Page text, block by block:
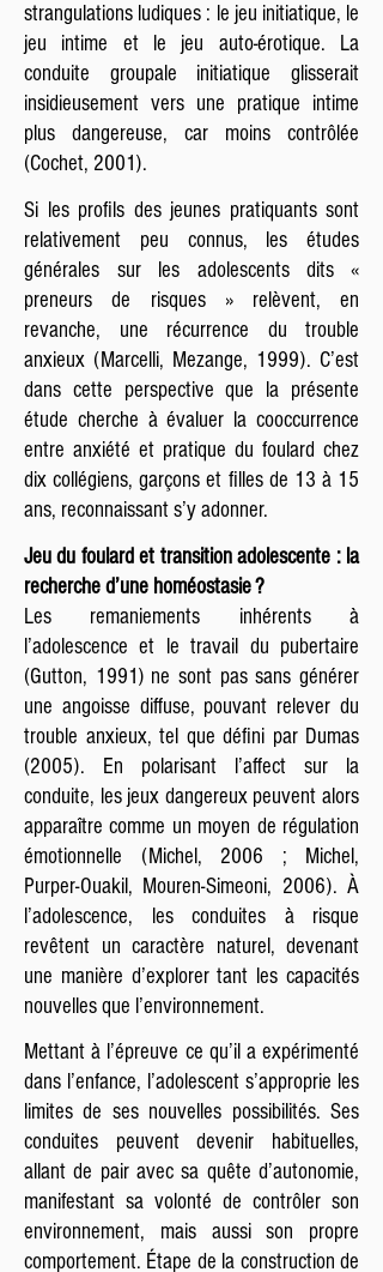
strangulations ludiques : le jeu initiatique, le
jeu intime et le jeu auto-érotique. La
conduite groupale initiatique glisserait
insidieusement vers une pratique intime
plus dangereuse, car moins contrôlée
(Cochet, 2001).
Si les profils des jeunes pratiquants sont
relativement peu connus, les études
générales sur les adolescents dits «
preneurs de risques » relèvent, en
revanche, une récurrence du trouble
anxieux (Marcelli, Mezange, 1999). C’est
dans cette perspective que la présente
étude cherche à évaluer la cooccurrence
entre anxiété et pratique du foulard chez
dix collégiens, garçons et filles de 13 à 15
ans, reconnaissant s’y adonner.
Jeu du foulard et transition adolescente : la
recherche d’une homéostasie ?
Les remaniements inhérents à
l’adolescence et le travail du pubertaire
(Gutton, 1991) ne sont pas sans générer
une angoisse diffuse, pouvant relever du
trouble anxieux, tel que défini par Dumas
(2005). En polarisant l’affect sur la
conduite, les jeux dangereux peuvent alors
apparaître comme un moyen de régulation
émotionnelle (Michel, 2006 ; Michel,
Purper-Ouakil, Mouren-Simeoni, 2006). À
l’adolescence, les conduites à risque
revêtent un caractère naturel, devenant
une manière d’explorer tant les capacités
nouvelles que l’environnement.
Mettant à l’épreuve ce qu’il a expérimenté
dans l’enfance, l’adolescent s’approprie les
limites de ses nouvelles possibilités. Ses
conduites peuvent devenir habituelles,
allant de pair avec sa quête d’autonomie,
manifestant sa volonté de contrôler son
environnement, mais aussi son propre
comportement. Étape de la construction de